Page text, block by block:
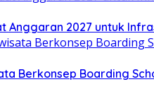
Anggaran 2027 untuk
Berkonsep Boarding